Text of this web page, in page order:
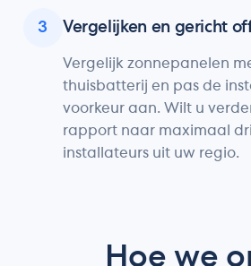
3 Vergelijken en gericht
Vergelijk zonnepanelen
thuisbatterij en pas de
voorkeur aan. Wilt u
rapport naar maximaal
installateurs uit uw regio.
Hoe we